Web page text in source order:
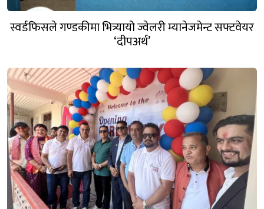
स्वर्डफिसले गण्डकीमा भित्र्यायो ज्वेलरी म्यानेजमेन्ट सफ्टवेयर
‘दीपअर्थ’